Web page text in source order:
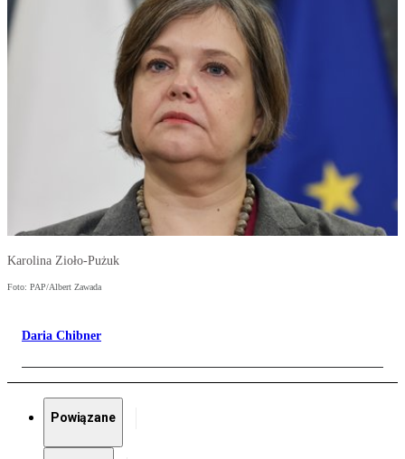
Karolina Zioło-Pużuk
Foto: PAP/Albert Zawada
Daria Chibner
Powiązane